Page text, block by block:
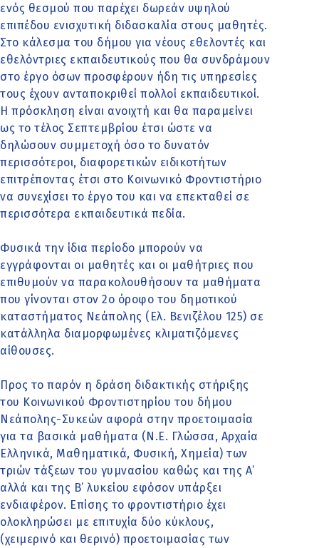
ενός θεσμού που παρέχει δωρεάν υψηλού
επιπέδου ενισχυτική διδασκαλία στους μαθητές.
Στο κάλεσμα του δήμου για νέους εθελοντές και
εθελόντριες εκπαιδευτικούς που θα συνδράμουν
στο έργο όσων προσφέρουν ήδη τις υπηρεσίες
τους έχουν ανταποκριθεί πολλοί εκπαιδευτικοί.
Η πρόσκληση είναι ανοιχτή και θα παραμείνει
ως το τέλος Σεπτεμβρίου έτσι ώστε να
δηλώσουν συμμετοχή όσο το δυνατόν
περισσότεροι, διαφορετικών ειδικοτήτων
επιτρέποντας έτσι στο Κοινωνικό Φροντιστήριο
να συνεχίσει το έργο του και να επεκταθεί σε
περισσότερα εκπαιδευτικά πεδία.
Φυσικά την ίδια περίοδο μπορούν να
εγγράφονται οι μαθητές και οι μαθήτριες που
επιθυμούν να παρακολουθήσουν τα μαθήματα
που γίνονται στον 2ο όροφο του δημοτικού
καταστήματος Νεάπολης (Ελ. Βενιζέλου 125) σε
κατάλληλα διαμορφωμένες κλιματιζόμενες
αίθουσες.
Προς το παρόν η δράση διδακτικής στήριξης
του Κοινωνικού Φροντιστηρίου του δήμου
Νεάπολης-Συκεών αφορά στην προετοιμασία
για τα βασικά μαθήματα (Ν.Ε. Γλώσσα, Αρχαία
Ελληνικά, Μαθηματικά, Φυσική, Χημεία) των
τριών τάξεων του γυμνασίου καθώς και της Α’
αλλά και της Β’ λυκείου εφόσον υπάρξει
ενδιαφέρον. Επίσης το φροντιστήριο έχει
ολοκληρώσει με επιτυχία δύο κύκλους,
(χειμερινό και θερινό) προετοιμασίας των